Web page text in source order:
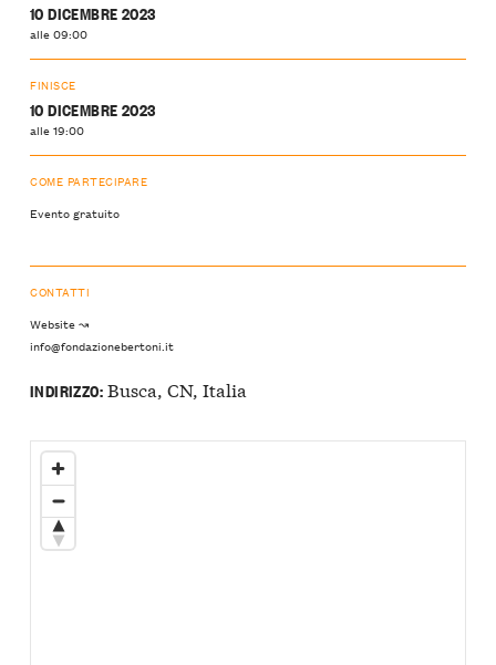
10 DICEMBRE 2023
alle 09:00
FINISCE
10 DICEMBRE 2023
alle 19:00
COME PARTECIPARE
Evento gratuito
CONTATTI
Website ↝
info@fondazionebertoni.it
INDIRIZZO:Busca, CN, Italia